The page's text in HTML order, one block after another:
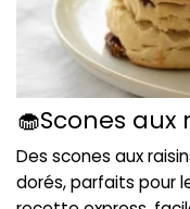
🧁Scones aux
Des scones aux
dorés, parfaits pour